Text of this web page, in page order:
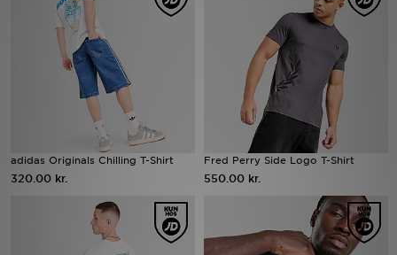
adidas Originals Chilling T-Shirt
320.00 kr.
Fred Perry Side Logo T-Shirt
550.00 kr.
Mine beskeder
Hjælp & information